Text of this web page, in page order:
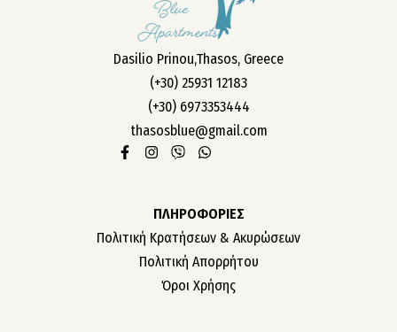
Dasilio Prinou,Thasos, Greece
(+30) 25931 12183
(+30) 6973353444
thasosblue@gmail.com
ΠΛΗΡΟΦΟΡΙΕΣ
Πολιτική Κρατήσεων & Ακυρώσεων
Πολιτική Απορρήτου
Όροι Χρήσης